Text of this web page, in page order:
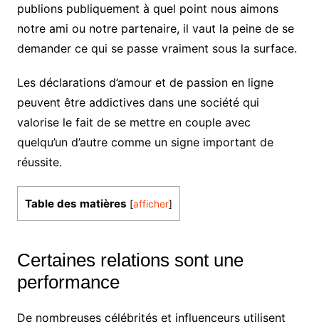
publions publiquement à quel point nous aimons
notre ami ou notre partenaire, il vaut la peine de se
demander ce qui se passe vraiment sous la surface.
Les déclarations d’amour et de passion en ligne
peuvent être addictives dans une société qui
valorise le fait de se mettre en couple avec
quelqu’un d’autre comme un signe important de
réussite.
Table des matières [afficher]
Certaines relations sont une
performance
De nombreuses célébrités et influenceurs utilisent